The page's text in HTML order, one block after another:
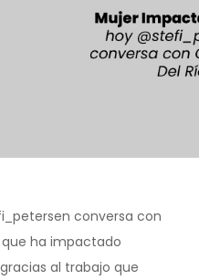
conversa con
que ha impactado
al trabajo que